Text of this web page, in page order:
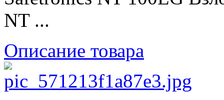
NT ...
Описание товара